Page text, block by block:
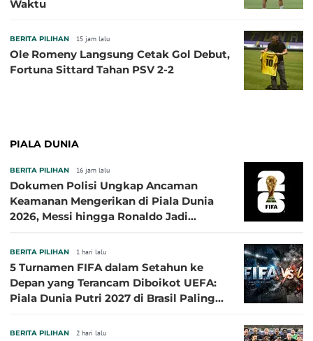
Waktu
BERITA PILIHAN 15 jam lalu
Ole Romeny Langsung Cetak Gol Debut,
Fortuna Sittard Tahan PSV 2-2
PIALA DUNIA
BERITA PILIHAN 16 jam lalu
Dokumen Polisi Ungkap Ancaman
Keamanan Mengerikan di Piala Dunia
2026, Messi hingga Ronaldo Jadi
BERITA PILIHAN 1 hari lalu
5 Turnamen FIFA dalam Setahun ke
Depan yang Terancam Diboikot UEFA:
Piala Dunia Putri 2027 di Brasil Paling
BERITA PILIHAN 2 hari lalu